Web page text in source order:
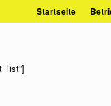
Startseite